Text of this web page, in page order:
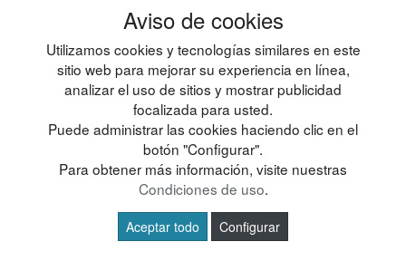
Aviso de cookies
Utilizamos cookies y tecnologías similares en este
sitio web para mejorar su experiencia en línea,
analizar el uso de sitios y mostrar publicidad
focalizada para usted.
Puede administrar las cookies haciendo clic en el
botón "Configurar".
Para obtener más información, visite nuestras
Condiciones de uso.
Aceptar todo Configurar